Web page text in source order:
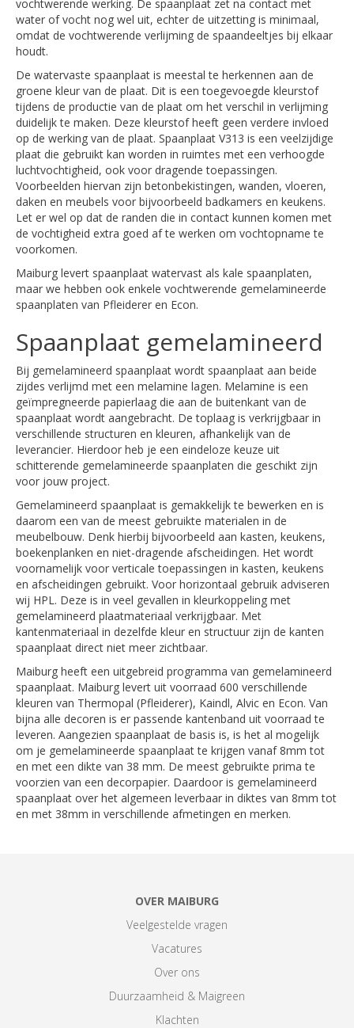
vochtwerende werking. De spaanplaat zet na contact met
water of vocht nog wel uit, echter de uitzetting is minimaal,
omdat de vochtwerende verlijming de spaandeeltjes bij elkaar
houdt.
De watervaste spaanplaat is meestal te herkennen aan de
groene kleur van de plaat. Dit is een toegevoegde kleurstof
tijdens de productie van de plaat om het verschil in verlijming
duidelijk te maken. Deze kleurstof heeft geen verdere invloed
op de werking van de plaat. Spaanplaat V313 is een veelzijdige
plaat die gebruikt kan worden in ruimtes met een verhoogde
luchtvochtigheid, ook voor dragende toepassingen.
Voorbeelden hiervan zijn betonbekistingen, wanden, vloeren,
daken en meubels voor bijvoorbeeld badkamers en keukens.
Let er wel op dat de randen die in contact kunnen komen met
de vochtigheid extra goed af te werken om vochtopname te
voorkomen.
Maiburg levert spaanplaat watervast als kale spaanplaten,
maar we hebben ook enkele vochtwerende gemelamineerde
spaanplaten van Pfleiderer en Econ.
Spaanplaat gemelamineerd
Bij gemelamineerd spaanplaat wordt spaanplaat aan beide
zijdes verlijmd met een melamine lagen. Melamine is een
geïmpregneerde papierlaag die aan de buitenkant van de
spaanplaat wordt aangebracht. De toplaag is verkrijgbaar in
verschillende structuren en kleuren, afhankelijk van de
leverancier. Hierdoor heb je een eindeloze keuze uit
schitterende gemelamineerde spaanplaten die geschikt zijn
voor jouw project.
Gemelamineerd spaanplaat is gemakkelijk te bewerken en is
daarom een van de meest gebruikte materialen in de
meubelbouw. Denk hierbij bijvoorbeeld aan kasten, keukens,
boekenplanken en niet-dragende afscheidingen. Het wordt
voornamelijk voor verticale toepassingen in kasten, keukens
en afscheidingen gebruikt. Voor horizontaal gebruik adviseren
wij HPL. Deze is in veel gevallen in kleurkoppeling met
gemelamineerd plaatmateriaal verkrijgbaar. Met
kantenmateriaal in dezelfde kleur en structuur zijn de kanten
spaanplaat direct niet meer zichtbaar.
Maiburg heeft een uitgebreid programma van gemelamineerd
spaanplaat. Maiburg levert uit voorraad 600 verschillende
kleuren van Thermopal (Pfleiderer), Kaindl, Alvic en Econ. Van
bijna alle decoren is er passende kantenband uit voorraad te
leveren. Aangezien spaanplaat de basis is, is het al mogelijk
om je gemelamineerde spaanplaat te krijgen vanaf 8mm tot
en met een dikte van 38 mm. De meest gebruikte prima te
voorzien van een decorpapier. Daardoor is gemelamineerd
spaanplaat over het algemeen leverbaar in diktes van 8mm tot
en met 38mm in verschillende afmetingen en merken.
OVER MAIBURG
Veelgestelde vragen
Vacatures
Over ons
Duurzaamheid & Maigreen
Klachten